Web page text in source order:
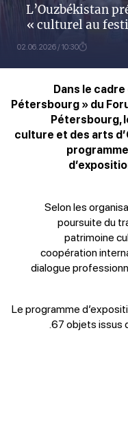
L’Ouzbékistan
culturel au
10:30 / 02.06.2026
Dans le
Pétersbourg » du
Pétersbourg,
culture et des arts
Selon les
poursuite du
patrimoine
coopération
dialogue
Le programme
67 objets issus